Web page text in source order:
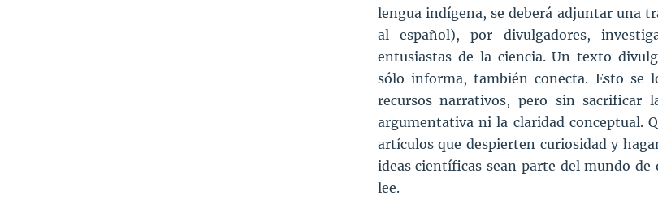
lengua indígena, se deberá adjuntar una
al español), por divulgadores,
entusiastas de la ciencia. Un texto
sólo informa, también conecta. Esto se
recursos narrativos, pero sin sacrificar
argumentativa ni la claridad conceptual.
artículos que despierten curiosidad y
ideas científicas sean parte del mundo de
lee.